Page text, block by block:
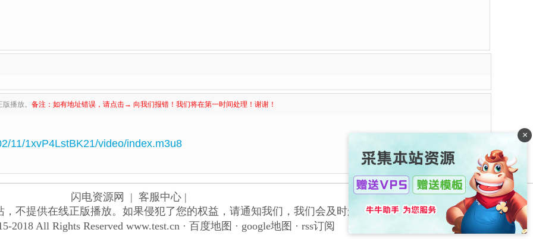
播放。 备注：如有地址错误，请点击→ 向我们报错！我们将在第一时间处理！谢谢！
11/1xvP4LstBK21/video/index.m3u8
闪电资源网
| 客服中心 |
不提供在线正版播放。如果侵犯了您的权益，请通知我们，我们会及时删除侵权内容，谢谢合作！
2018 All Rights Reserved www.test.cn· 百度地图 · google地图 · rss订阅
×